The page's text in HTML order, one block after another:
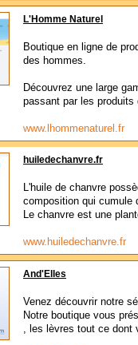
L'Homme Naturel
Boutique en ligne de
des hommes.
Découvrez une large
passant par les produits
www.lhommenaturel.fr
huiledechanvre.fr
L'huile de chanvre
composition qui cumule
Le chanvre est une
www.huiledechanvre.fr
And'Elles
Venez découvrir notre
Notre boutique vous
, les lèvres tout ce dont